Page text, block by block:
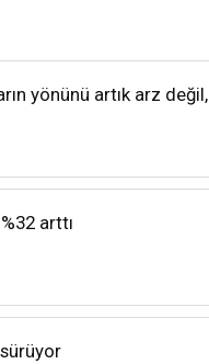
yönünü artık arz değil,
arttı